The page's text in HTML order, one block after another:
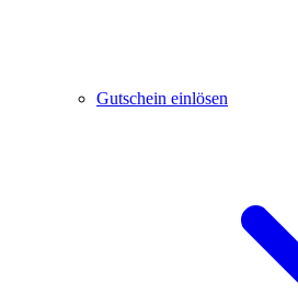
Gutschein einlösen